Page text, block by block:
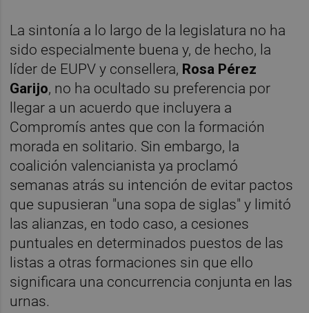
La sintonía a lo largo de la legislatura no ha
sido especialmente buena y, de hecho, la
líder de EUPV y consellera, Rosa Pérez
Garijo, no ha ocultado su preferencia por
llegar a un acuerdo que incluyera a
Compromís antes que con la formación
morada en solitario. Sin embargo, la
coalición valencianista ya proclamó
semanas atrás su intención de evitar pactos
que supusieran "una sopa de siglas" y limitó
las alianzas, en todo caso, a cesiones
puntuales en determinados puestos de las
listas a otras formaciones sin que ello
significara una concurrencia conjunta en las
urnas.